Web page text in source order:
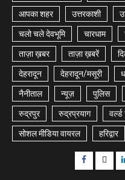
आपका शहर उत्तरकाशी
चलो चले देवभूमि चारधाम
ताज़ा ख़बर ताज़ा ख़बरें
देहरादून देहरादून/मसूरी
नैनीताल न्यूज़ पुलिस
रुद्रपुर रुद्रप्रयाग
सोशल मीडिया वायरल हरिद्वार
Facebook